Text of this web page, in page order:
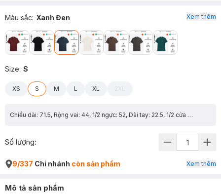
Màu sắc: Xanh Đen
Size: S
XS S M L XL 2XL
Chiều dài: 71.5, Rộng vai: 44, 1/2 ngực: 52, Dài tay: 22.5, 1/2 cửa tay: 16
Xem thêm
Số lượng:
9/337 Chi nhánh còn sản phẩm Xem thêm
Mô tả sản phẩm